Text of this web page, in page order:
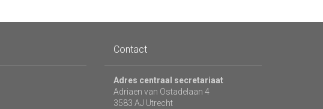
Contact
Adres centraal secretariaat
Adriaen van Ostadelaan 4
3583 AJ Utrecht